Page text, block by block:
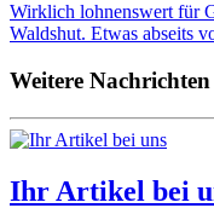
Wirklich lohnenswert für
Waldshut. Etwas abseits
Weitere Nachrichten
Ihr Artikel bei